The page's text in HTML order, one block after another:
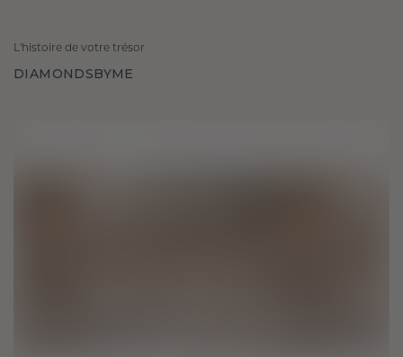
L'histoire de votre trésor
DIAMONDSBYME